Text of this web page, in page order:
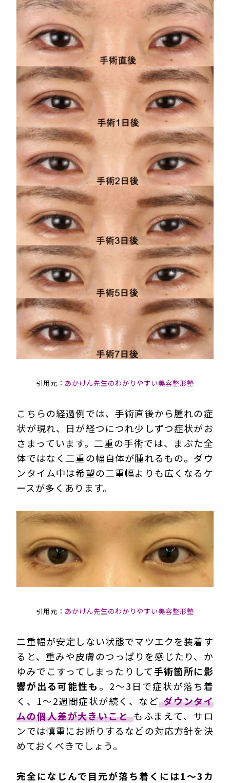
引用元： あかけん先生のわかりやすい美容整形塾
こちらの経過例では、手術直後から腫れの症
状が現れ、日が経つにつれ少しずつ症状がお
さまっています。二重の手術では、まぶた全
体ではなく二重の幅自体が腫れるもの。ダウ
ンタイム中は希望の二重幅よりも広くなるケ
ースが多くあります。
引用元： あかけん先生のわかりやすい美容整形塾
二重幅が安定しない状態でマツエクを装着す
ると、重みや皮膚のつっぱりを感じたり、か
ゆみでこすってしまったりして手術箇所に影
響が出る可能性も 。2～3日で症状が落ち着
く、1～2週間症状が続く、など ダウンタイ
ムの個人差が大きいこと もふまえて、サロ
ンでは慎重にお断りするなどの対応方針を決
めておくべきでしょう。
完全になじんで目元が落ち着くには1～3カ